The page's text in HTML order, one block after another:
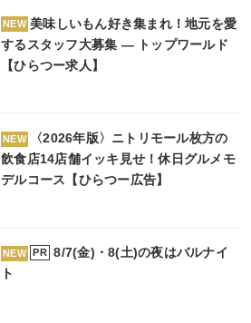
NEW 美味しいもん好き集まれ！地元を愛
するスタッフ大募集 ― トップワールド
【ひらつー求人】
NEW
〈2026年版〉ニトリモール枚方の
飲食店14店舗イッキ見せ！休日グルメモ
デルコース【ひらつー広告】
NEW PR
8/7(金)・8(土)の夜はバルナイ
ト